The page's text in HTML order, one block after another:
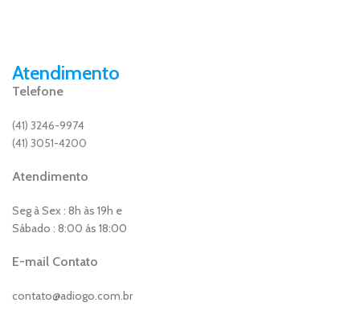
Atendimento
Telefone
(41) 3246-9974
(41) 3051-4200
Atendimento
Seg à Sex : 8h às 19h e
Sábado : 8:00 ás 18:00
E-mail Contato
contato@adiogo.com.br